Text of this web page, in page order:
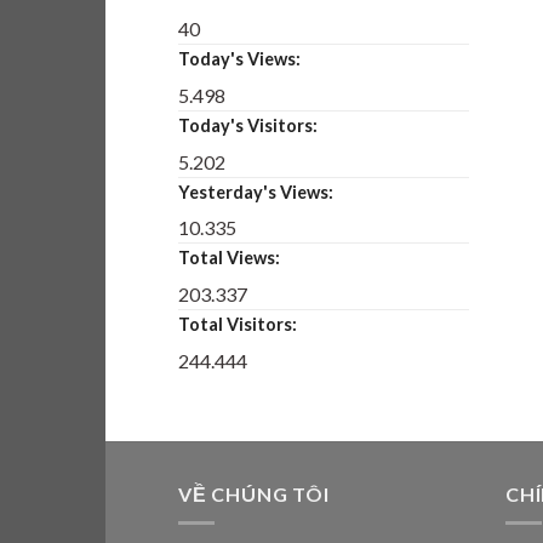
40
Today's Views:
5.498
Today's Visitors:
5.202
Yesterday's Views:
10.335
Total Views:
203.337
Total Visitors:
244.444
VỀ CHÚNG TÔI